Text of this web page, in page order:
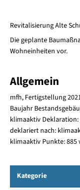
Revitalisierung Alte
Die geplante
Wohneinheiten vor.
Allgemein
mfh, Fertigstellung
Baujahr
klimaaktiv Deklaration:
deklariert nach:
klimaaktiv Punkte: 885
Kategorie